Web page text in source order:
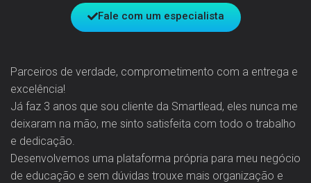
Fale com um especialista
Parceiros de verdade, comprometimento com a entrega e
excelência!
Já faz 3 anos que sou cliente da Smartlead, eles nunca me
deixaram na mão, me sinto satisfeita com todo o trabalho
e dedicação.
Desenvolvemos uma plataforma própria para meu negócio
de educação e sem dúvidas trouxe mais organização e